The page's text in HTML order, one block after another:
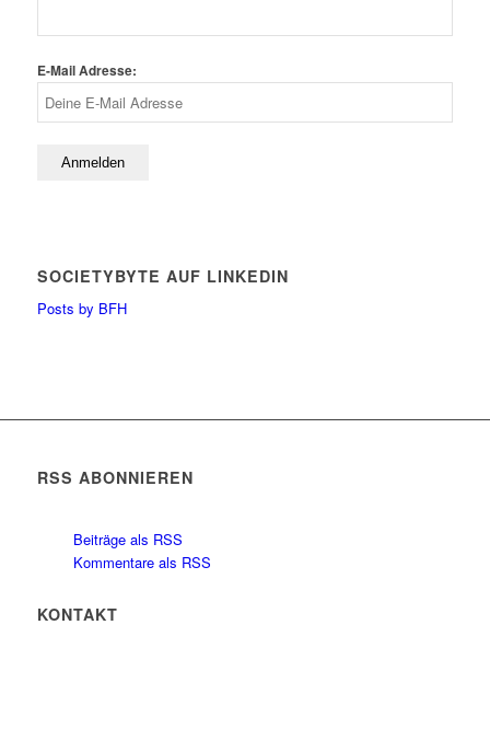
E-Mail Adresse:
SOCIETYBYTE AUF LINKEDIN
Posts by BFH
RSS ABONNIEREN
Beiträge als RSS
Kommentare als RSS
KONTAKT